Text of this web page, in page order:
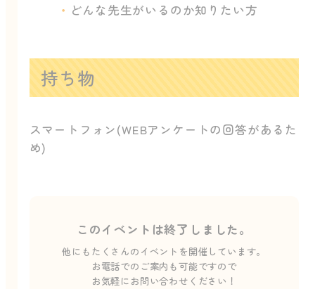
どんな先生がいるのか知りたい方
持ち物
スマートフォン(WEBアンケートの回答があるた
め)
このイベントは終了しました。
他にもたくさんのイベントを開催しています。
お電話でのご案内も可能ですので
お気軽にお問い合わせください！